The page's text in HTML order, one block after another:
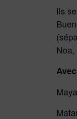
Ils
Avec